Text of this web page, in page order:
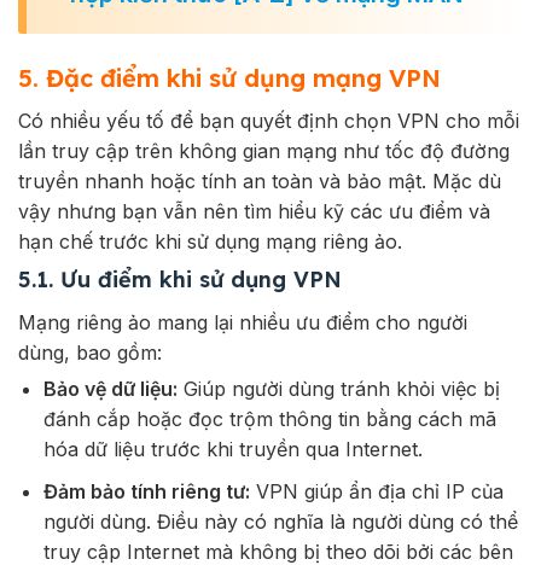
5. Đặc điểm khi sử dụng mạng VPN
Có nhiều yếu tố để bạn quyết định chọn VPN cho mỗi
lần truy cập trên không gian mạng như tốc độ đường
truyền nhanh hoặc tính an toàn và bảo mật. Mặc dù
vậy nhưng bạn vẫn nên tìm hiểu kỹ các ưu điểm và
hạn chế trước khi sử dụng mạng riêng ảo.
5.1. Ưu điểm khi sử dụng VPN
Mạng riêng ảo mang lại nhiều ưu điểm cho người
dùng, bao gồm:
Bảo vệ dữ liệu: Giúp người dùng tránh khỏi việc bị
đánh cắp hoặc đọc trộm thông tin bằng cách mã
hóa dữ liệu trước khi truyền qua Internet.
Đảm bảo tính riêng tư: VPN giúp ẩn địa chỉ IP của
người dùng. Điều này có nghĩa là người dùng có thể
truy cập Internet mà không bị theo dõi bởi các bên